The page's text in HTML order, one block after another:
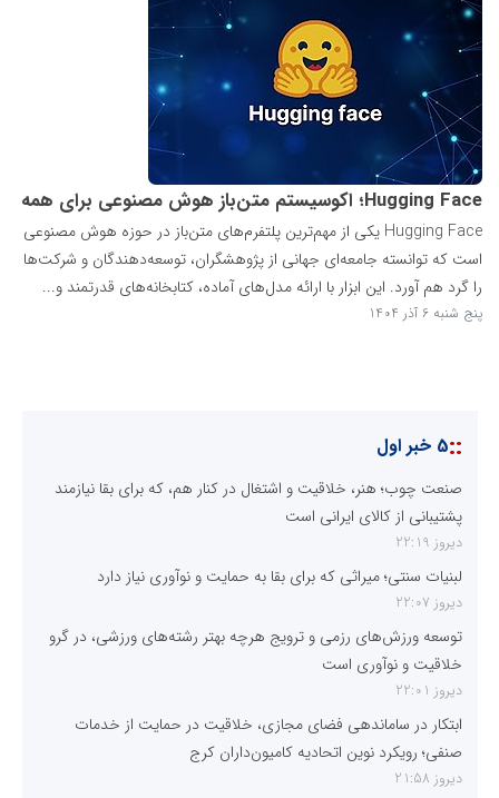
Hugging Face؛ اکوسیستم متن‌باز هوش مصنوعی برای همه
Hugging Face یکی از مهم‌ترین پلتفرم‌های متن‌باز در حوزه هوش مصنوعی
است که توانسته جامعه‌ای جهانی از پژوهشگران، توسعه‌دهندگان و شرکت‌ها
را گرد هم آورد. این ابزار با ارائه مدل‌های آماده، کتابخانه‌های قدرتمند و...
پنج شنبه 6 آذر 1404
::5 خبر اول
صنعت چوب؛ هنر، خلاقیت و اشتغال در کنار هم، که برای بقا نیازمند
پشتیبانی از کالای ایرانی است
دیروز 22:19
لبنیات سنتی؛ میراثی که برای بقا به حمایت و نوآوری نیاز دارد
دیروز 22:07
توسعه ورزش‌های رزمی و ترویج هرچه بهتر رشته‌های ورزشی، در گرو
خلاقیت و نوآوری است
دیروز 22:01
ابتکار در ساماندهی فضای مجازی، خلاقیت در حمایت از خدمات
صنفی؛ رویکرد نوین اتحادیه کامیون‌داران کرج
دیروز 21:58